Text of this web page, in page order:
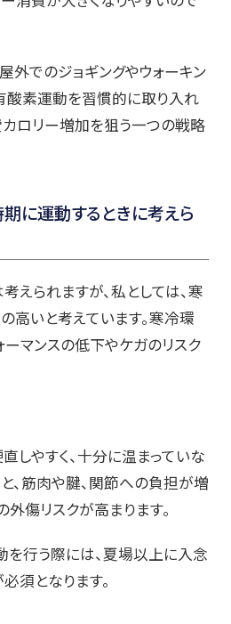
外でのジョギングやウォーキン
酸素運動を習慣的に取り入れ
カロリー増加を狙う一つの戦略
期に運動するときに考えら
えられますが、私としては、寒
高いと考えています。寒冷環
ーマンスの低下やケガのリスク
しやすく、十分に温まっていな
、筋肉や腱、関節への負担が増
傷リスクが高まります。
を行う際には、夏場以上に入念
須となります。